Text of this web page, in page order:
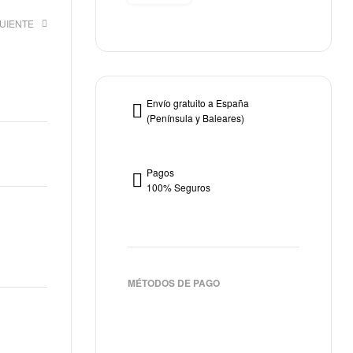
Envío gratuito a España
(Península y Baleares)
Pagos
100% Seguros
MÉTODOS DE PAGO